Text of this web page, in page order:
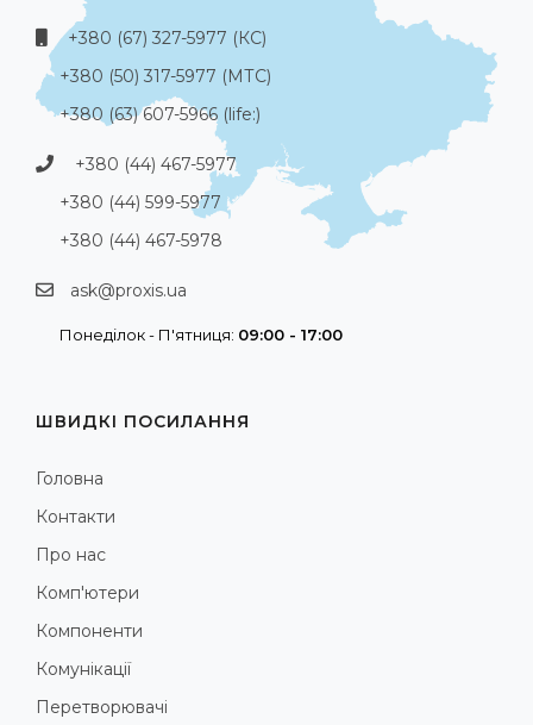
+380 (67) 327-5977 (КС)
+380 (50) 317-5977 (МТС)
+380 (63) 607-5966 (life:)
+380 (44) 467-5977
+380 (44) 599-5977
+380 (44) 467-5978
ask@proxis.ua
Понеділок - П'ятниця: 09:00 - 17:00
ШВИДКІ ПОСИЛАННЯ
Головна
Контакти
Про нас
Комп'ютери
Компоненти
Комунікації
Перетворювачі